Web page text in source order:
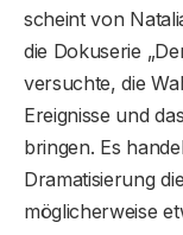
scheint von
die Dokuserie
versuchte, die
Ereignisse und
bringen. Es
Dramatisierung
möglicherweise